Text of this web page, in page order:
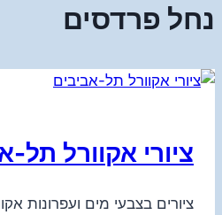
נחל פרדסים
ציורי אקוורל תל-
ציורים בצבעי מים ועפרונות